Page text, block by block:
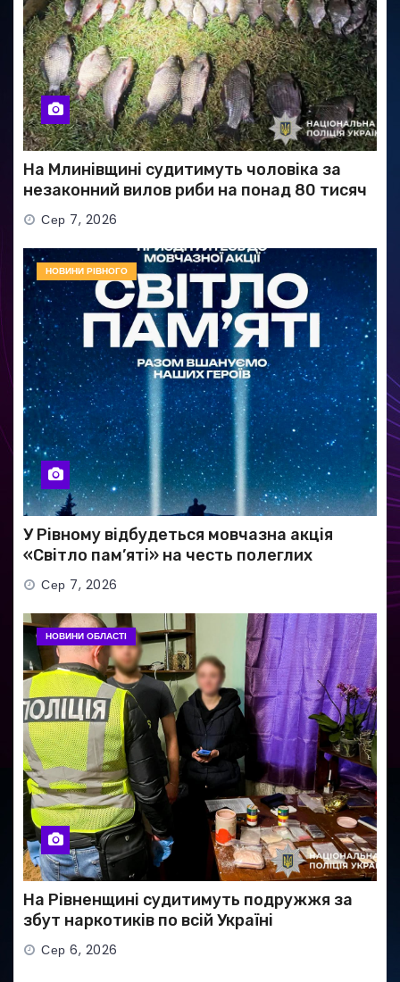
На Млинівщині судитимуть чоловіка за
незаконний вилов риби на понад 80 тисяч
гривень
Сер 7, 2026
НОВИНИ РІВНОГО
У Рівному відбудеться мовчазна акція
«Світло пам’яті» на честь полеглих
Захисників
Сер 7, 2026
НОВИНИ ОБЛАСТІ
На Рівненщині судитимуть подружжя за
збут наркотиків по всій Україні
Сер 6, 2026